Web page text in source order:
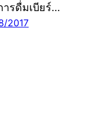
ารดื่มเบียร์…
2017